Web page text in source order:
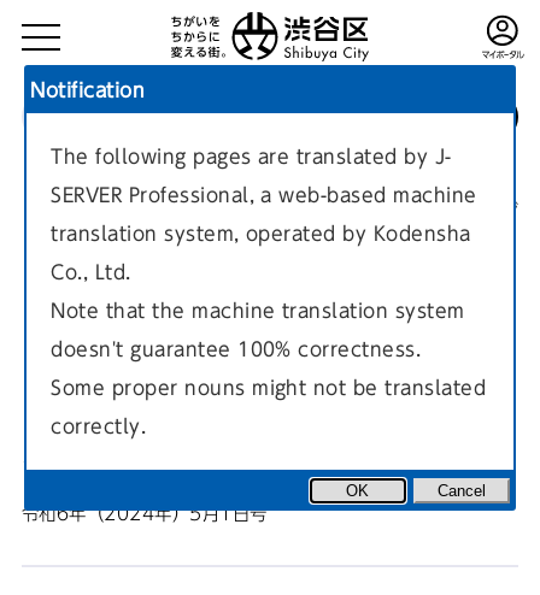
現在のページ
【文化エンタテイメント】あら
たな文化を生みつづける街へ。
令和6年（2024年）5月1日号
Notification
The following pages are translated by J-
SERVER Professional, a web-based machine
translation system, operated by Kodensha
Co., Ltd.
Note that the machine translation system
doesn't guarantee 100% correctness.
Some proper nouns might not be translated
correctly.
OK Cancel